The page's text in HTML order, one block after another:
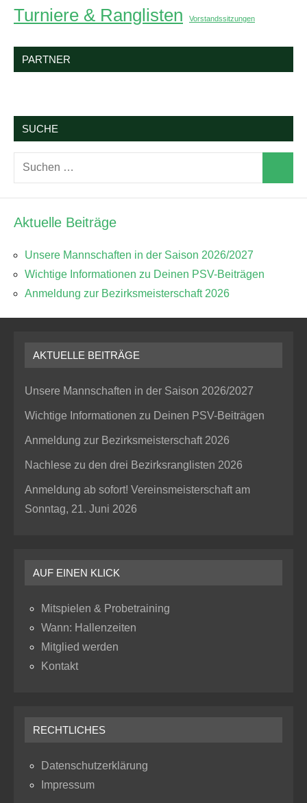
Turniere & Ranglisten
Vorstandssitzungen
PARTNER
SUCHE
Suchen
nach:
Aktuelle Beiträge
Unsere Mannschaften in der Saison 2026/2027
Wichtige Informationen zu Deinen PSV-Beiträgen
Anmeldung zur Bezirksmeisterschaft 2026
AKTUELLE BEITRÄGE
Unsere Mannschaften in der Saison 2026/2027
Wichtige Informationen zu Deinen PSV-Beiträgen
Anmeldung zur Bezirksmeisterschaft 2026
Nachlese zu den drei Bezirksranglisten 2026
Anmeldung ab sofort! Vereinsmeisterschaft am
Sonntag, 21. Juni 2026
AUF EINEN KLICK
Mitspielen & Probetraining
Wann: Hallenzeiten
Mitglied werden
Kontakt
RECHTLICHES
Datenschutzerklärung
Impressum